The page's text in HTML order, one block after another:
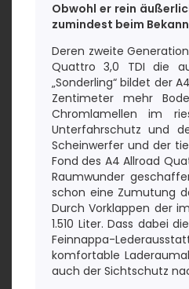
Obwohl er rein
zumindest beim
Deren zweite
Quattro 3,0 TDI die
„Sonderling“ bildet der
Zentimeter mehr
Chromlamellen im
Unterfahrschutz und
Scheinwerfer und der
Fond des A4 Allroad
Raumwunder
schon eine Zumutung
Durch Vorklappen der
1.510 Liter. Dass dabei
Feinnappa-
komfortable
auch der Sichtschutz